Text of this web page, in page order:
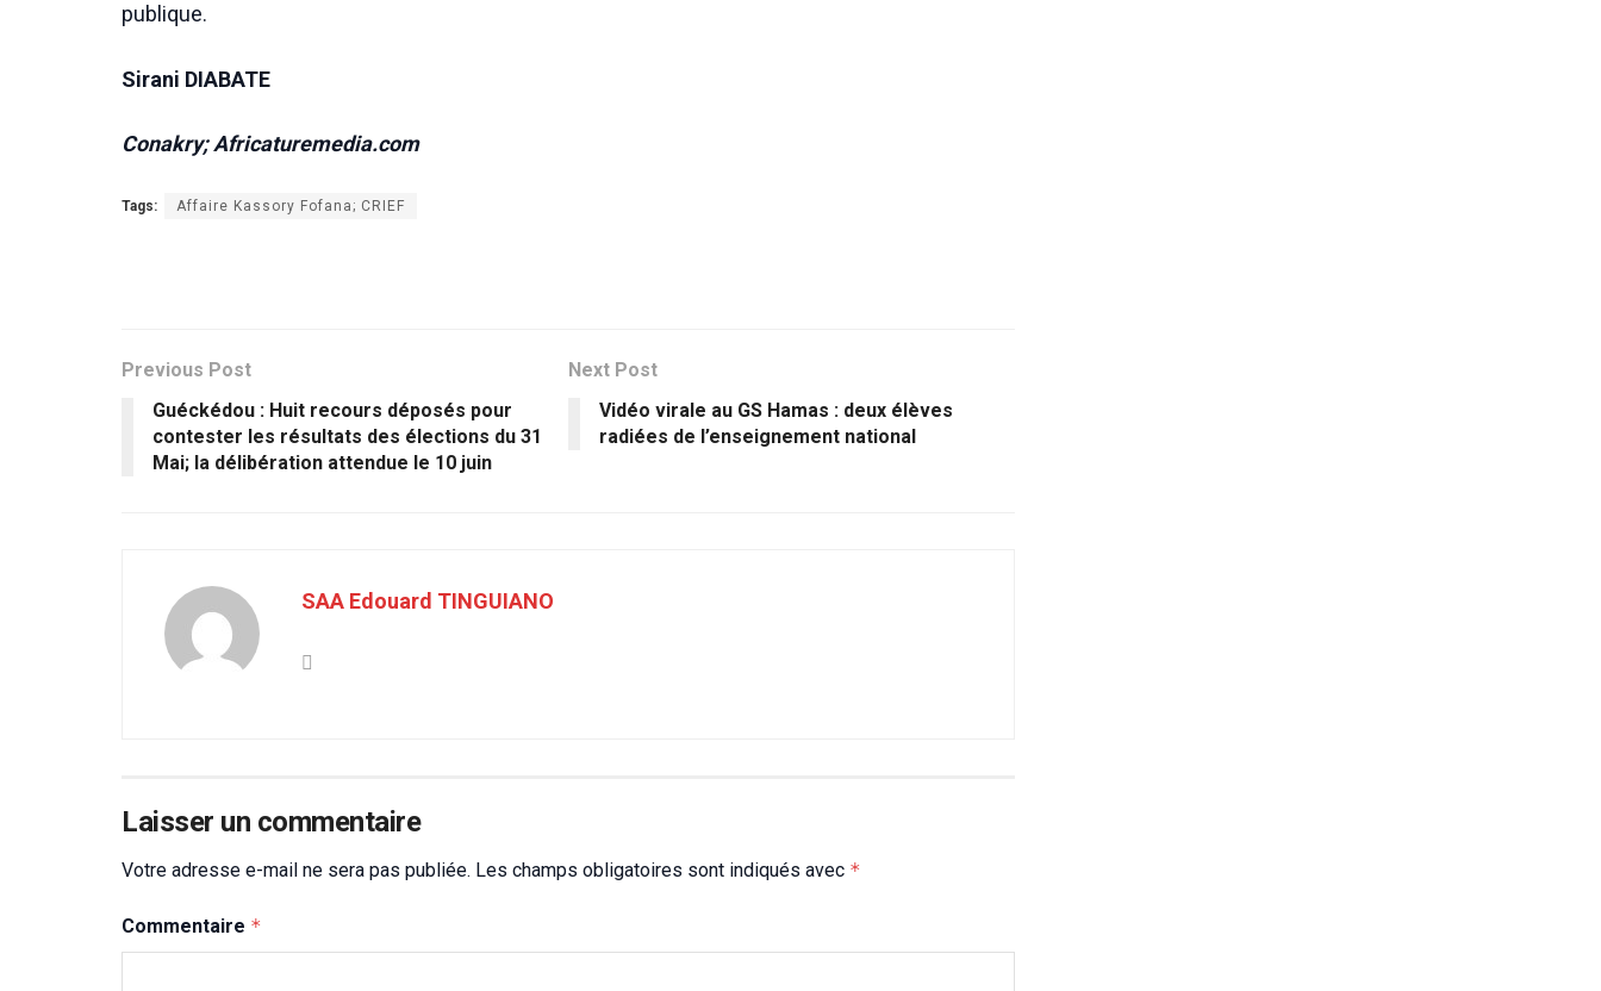
publique.
Sirani DIABATE
Conakry; Africaturemedia.com
Tags: Affaire Kassory Fofana; CRIEF
Previous Post
Guéckédou : Huit recours déposés pour
contester les résultats des élections du 31
Mai; la délibération attendue le 10 juin
Next Post
Vidéo virale au GS Hamas : deux élèves
radiées de l’enseignement national
SAA Edouard TINGUIANO
Laisser un commentaire
Votre adresse e-mail ne sera pas publiée. Les champs obligatoires sont indiqués avec *
Commentaire *